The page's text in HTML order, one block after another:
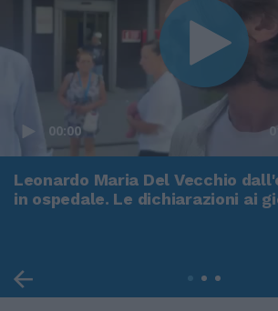
00:00
Leonardo Maria Del Vecchio
in ospedale. Le dichiarazioni ai